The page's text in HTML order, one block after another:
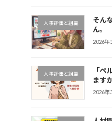
人事評価と組織
そん
ん。
2026年
人事評価と組織
「ペ
ます
2026年